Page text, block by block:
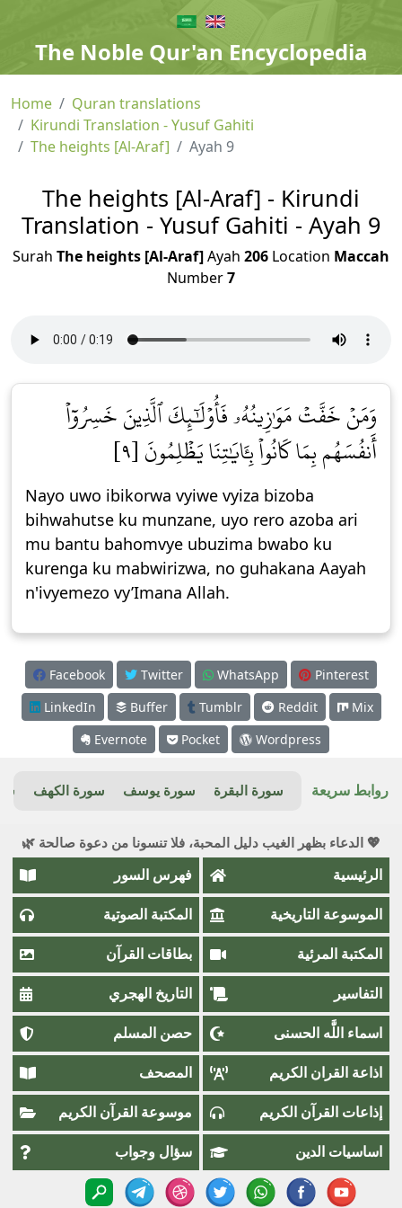
The Noble Qur'an Encyclopedia
Home
Quran translations
Kirundi Translation - Yusuf Gahiti
The heights [Al-Araf]
Ayah 9
The heights [Al-Araf] - Kirundi
Translation - Yusuf Gahiti - Ayah 9
Surah The heights [Al-Araf]Ayah 206 Location Maccah
Number7
وَمَنۡ خَفَّتۡ مَوَٰزِينُهُۥ فَأُوْلَٰٓئِكَ ٱلَّذِينَ خَسِرُوٓاْ
أَنفُسَهُم بِمَا كَانُواْ بِـَٔايَٰتِنَا يَظۡلِمُونَ [٩]
Nayo uwo ibikorwa vyiwe vyiza bizoba
bihwahutse ku munzane, uyo rero azoba ari
mu bantu bahomvye ubuzima bwabo ku
kurenga ku mabwirizwa, no guhakana Aayah
n'ivyemezo vy’Imana Allah.
Facebook Twitter WhatsApp
Pinterest
LinkedIn
Buffer Tumblr Reddit
Mix
Evernote
Pocket Wordpress
روابط سريعة سورة البقرة سورة يوسف سورة الكهف
💖 الدعاء بظهر الغيب دليل المحبة، فلا تنسونا من دعوة صالحة 🌿
الرئيسية فهرس السور
الموسوعة التاريخية المكتبة الصوتية
المكتبة المرئية بطاقات القرآن
التفاسير التاريخ الهجري
اسماء اللَّٰه الحسنى حصن المسلم
اذاعة القران الكريم المصحف
إذاعات القرآن الكريم موسوعة القرآن الكريم
اساسيات الدين سؤال وجواب